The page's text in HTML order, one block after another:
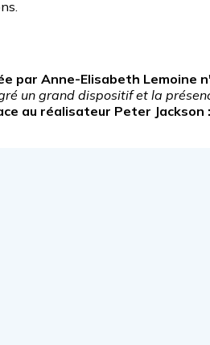
par Anne-Elisabeth Lemoine
un grand dispositif et la
au réalisateur Peter Jackson :